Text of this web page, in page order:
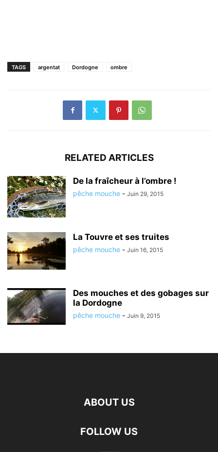
TAGS argentat Dordogne ombre
RELATED ARTICLES
De la fraîcheur à l’ombre !
pêche mouche - Juin 29, 2015
La Touvre et ses truites
pêche mouche - Juin 16, 2015
Des mouches et des gobages sur
la Dordogne
pêche mouche - Juin 9, 2015
ABOUT US
FOLLOW US